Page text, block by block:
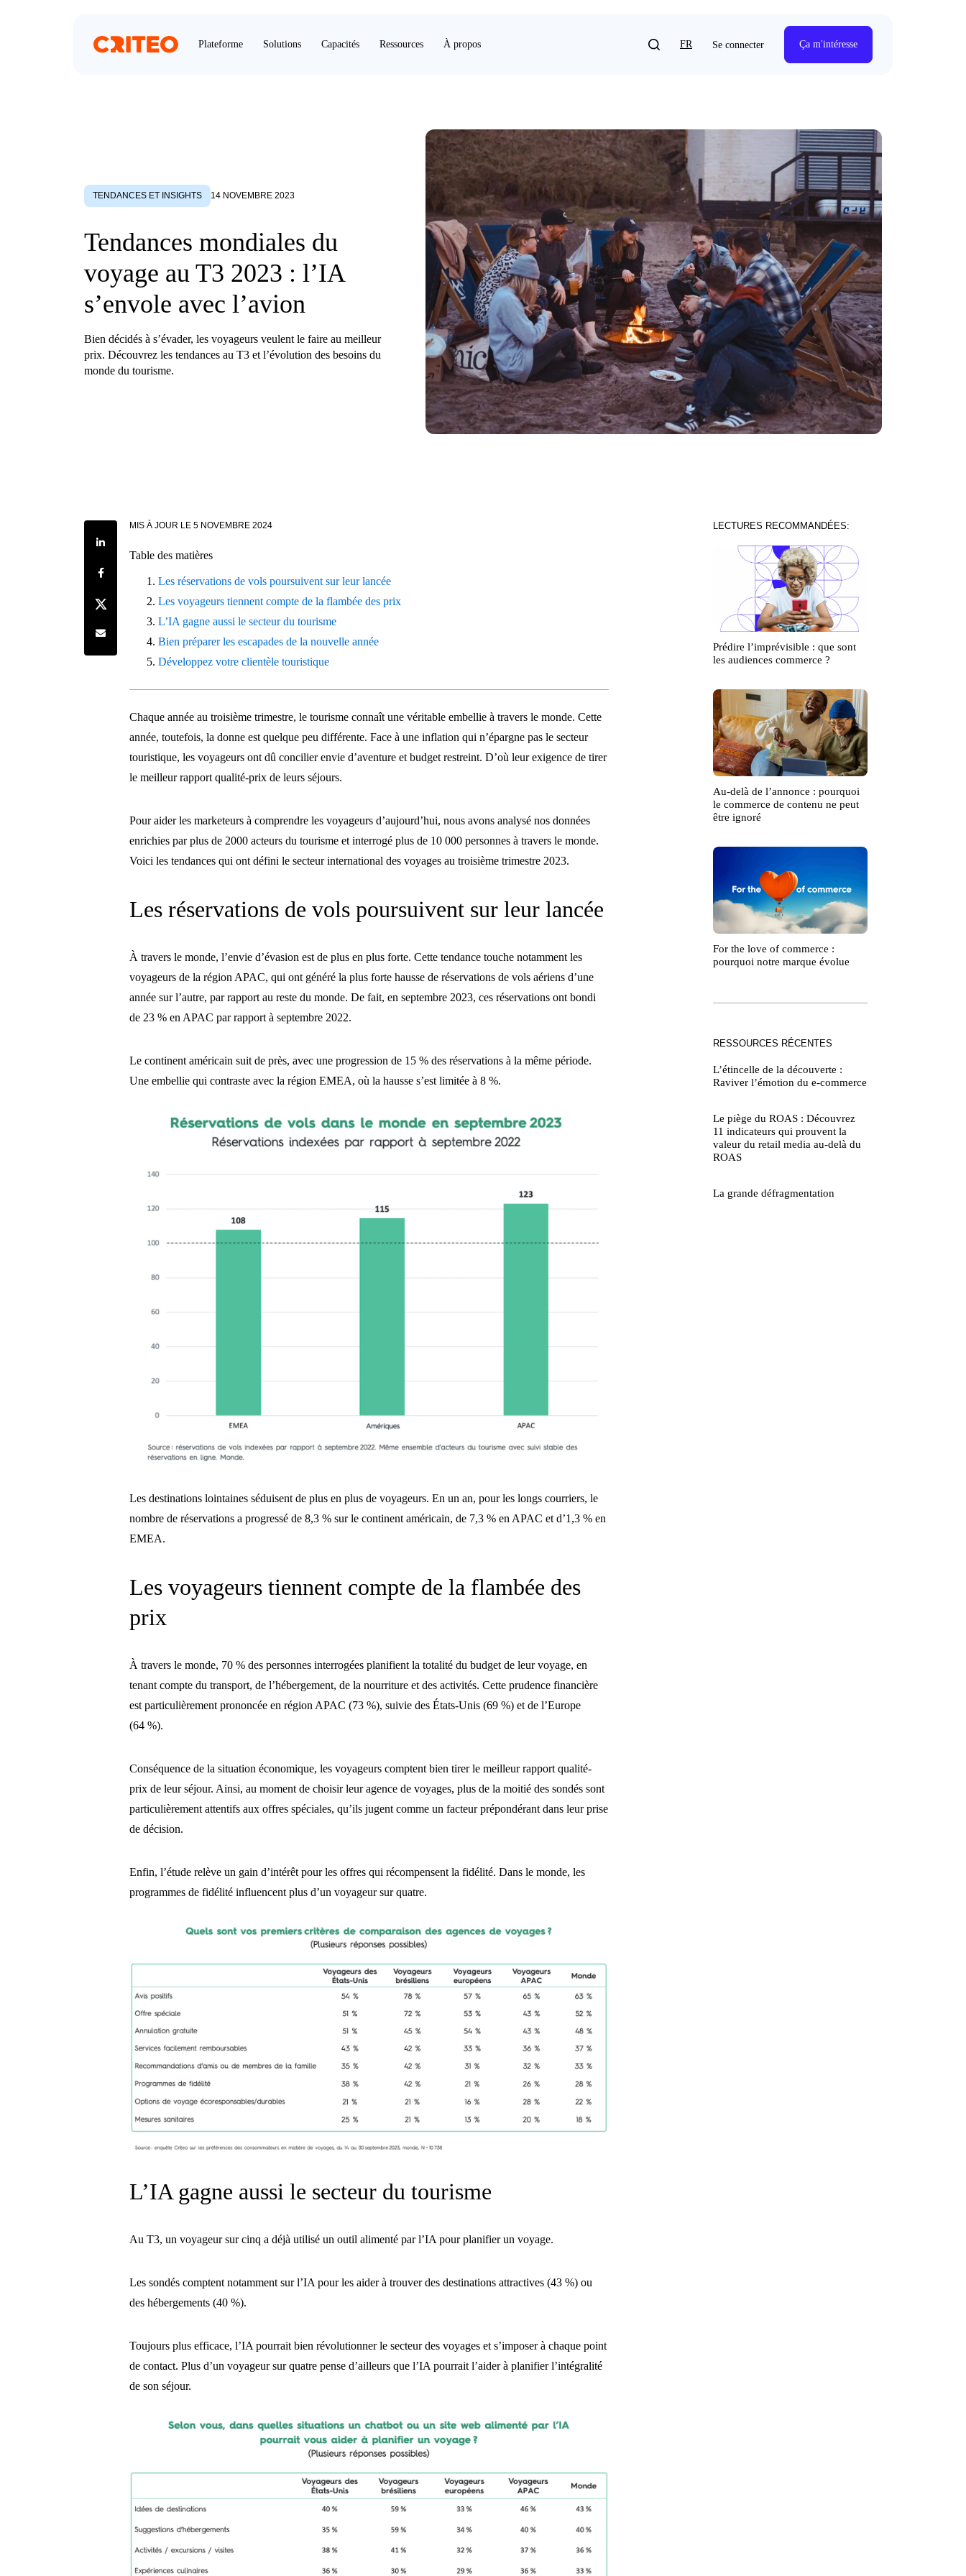
Plateforme Solutions Capacités Ressources À propos FR Se connecter Ça m'intéresse
TENDANCES ET INSIGHTS 14 NOVEMBRE 2023
Tendances mondiales du
voyage au T3 2023 : l’IA
s’envole avec l’avion
Bien décidés à s’évader, les voyageurs veulent le faire au meilleur
prix. Découvrez les tendances au T3 et l’évolution des besoins du
monde du tourisme.
Share on LinkedIn
Share on Facebook
Share on Twitter
Share by e-mail
MIS À JOUR LE 5 NOVEMBRE 2024
Table des matières
Les réservations de vols poursuivent sur leur lancée
Les voyageurs tiennent compte de la flambée des prix
L’IA gagne aussi le secteur du tourisme
Bien préparer les escapades de la nouvelle année
Développez votre clientèle touristique
Chaque année au troisième trimestre, le tourisme connaît une véritable embellie à travers le monde. Cette
année, toutefois, la donne est quelque peu différente. Face à une inflation qui n’épargne pas le secteur
touristique, les voyageurs ont dû concilier envie d’aventure et budget restreint. D’où leur exigence de tirer
le meilleur rapport qualité-prix de leurs séjours.
Pour aider les marketeurs à comprendre les voyageurs d’aujourd’hui, nous avons analysé nos données
enrichies par plus de 2000 acteurs du tourisme et interrogé plus de 10 000 personnes à travers le monde.
Voici les tendances qui ont défini le secteur international des voyages au troisième trimestre 2023.
Les réservations de vols poursuivent sur leur lancée
À travers le monde, l’envie d’évasion est de plus en plus forte. Cette tendance touche notamment les
voyageurs de la région APAC, qui ont généré la plus forte hausse de réservations de vols aériens d’une
année sur l’autre, par rapport au reste du monde. De fait, en septembre 2023, ces réservations ont bondi
de 23 % en APAC par rapport à septembre 2022.
Le continent américain suit de près, avec une progression de 15 % des réservations à la même période.
Une embellie qui contraste avec la région EMEA, où la hausse s’est limitée à 8 %.
Les destinations lointaines séduisent de plus en plus de voyageurs. En un an, pour les longs courriers, le
nombre de réservations a progressé de 8,3 % sur le continent américain, de 7,3 % en APAC et d’1,3 % en
EMEA.
Les voyageurs tiennent compte de la flambée des
prix
À travers le monde, 70 % des personnes interrogées planifient la totalité du budget de leur voyage, en
tenant compte du transport, de l’hébergement, de la nourriture et des activités. Cette prudence financière
est particulièrement prononcée en région APAC (73 %), suivie des États-Unis (69 %) et de l’Europe
(64 %).
Conséquence de la situation économique, les voyageurs comptent bien tirer le meilleur rapport qualité-
prix de leur séjour. Ainsi, au moment de choisir leur agence de voyages, plus de la moitié des sondés sont
particulièrement attentifs aux offres spéciales, qu’ils jugent comme un facteur prépondérant dans leur prise
de décision.
Enfin, l’étude relève un gain d’intérêt pour les offres qui récompensent la fidélité. Dans le monde, les
programmes de fidélité influencent plus d’un voyageur sur quatre.
L’IA gagne aussi le secteur du tourisme
Au T3, un voyageur sur cinq a déjà utilisé un outil alimenté par l’IA pour planifier un voyage.
Les sondés comptent notamment sur l’IA pour les aider à trouver des destinations attractives (43 %) ou
des hébergements (40 %).
Toujours plus efficace, l’IA pourrait bien révolutionner le secteur des voyages et s’imposer à chaque point
de contact. Plus d’un voyageur sur quatre pense d’ailleurs que l’IA pourrait l’aider à planifier l’intégralité
de son séjour.
LECTURES RECOMMANDÉES:
Prédire l’imprévisible : que sont
les audiences commerce ?
Au-delà de l’annonce : pourquoi
le commerce de contenu ne peut
être ignoré
For the love of commerce :
pourquoi notre marque évolue
RESSOURCES RÉCENTES
L’étincelle de la découverte :
Raviver l’émotion du e-commerce
Le piège du ROAS : Découvrez
11 indicateurs qui prouvent la
valeur du retail media au-delà du
ROAS
La grande défragmentation